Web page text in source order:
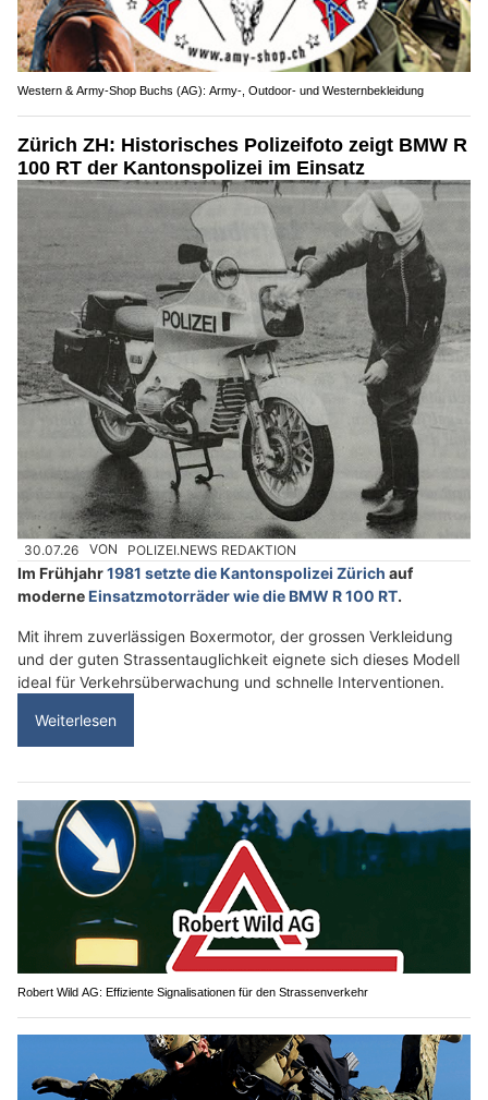
Western & Army-Shop Buchs (AG): Army-, Outdoor- und Westernbekleidung
Zürich ZH: Historisches Polizeifoto zeigt BMW R
100 RT der Kantonspolizei im Einsatz
30.07.26 VON POLIZEI.NEWS REDAKTION
Im Frühjahr1981 setzte die Kantonspolizei Zürich auf
moderneEinsatzmotorräder wie die BMW R 100 RT.
Mit ihrem zuverlässigen Boxermotor, der grossen Verkleidung
und der guten Strassentauglichkeit eignete sich dieses Modell
ideal für Verkehrsüberwachung und schnelle Interventionen.
Weiterlesen
Robert Wild AG: Effiziente Signalisationen für den Strassenverkehr